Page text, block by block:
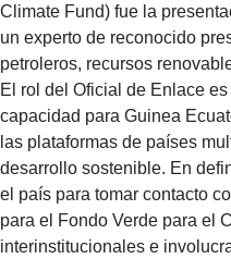
Climate Fund) fue la
un experto de reconocido
petroleros, recursos
El rol del Oficial de Enlace
capacidad para Guinea
las plataformas de países
desarrollo sostenible. En
el país para tomar contacto
para el Fondo Verde para el
interinstitucionales e